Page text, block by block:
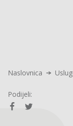
Naslovnica
Podijeli: